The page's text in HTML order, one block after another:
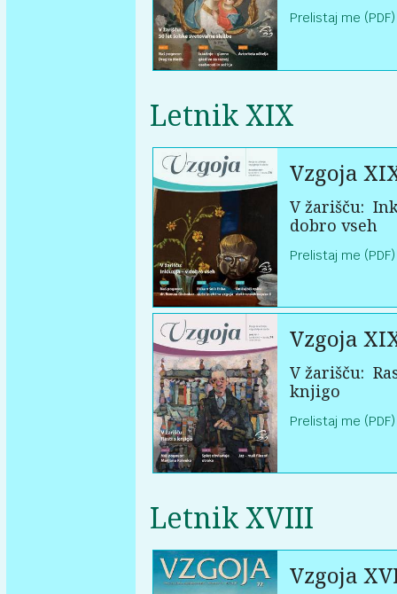
Prelistaj me (PDF)
Letnik XIX
Vzgoja
V žarišču:
dobro vseh
Prelistaj me (PDF)
Vzgoja
V žarišču:
knjigo
Prelistaj me (PDF)
Letnik XVIII
Vzgoja